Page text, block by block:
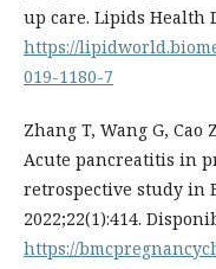
up care. Lipids Health
https://
019-1180-7
Zhang T, Wang G, Cao
Acute pancreatitis in
retrospective study in
2022;22(1):414.
https://